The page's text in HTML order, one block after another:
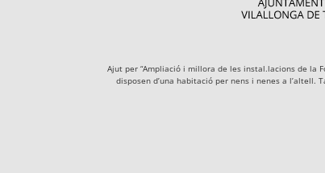
Ajut per “Ampliació i millora de les instal.lacions de la
disposen d’una habitació per nens i nenes a l’altell.